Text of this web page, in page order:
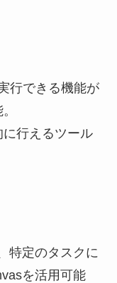
行できる機能が
行えるツール
特定のタスクに
を活用可能